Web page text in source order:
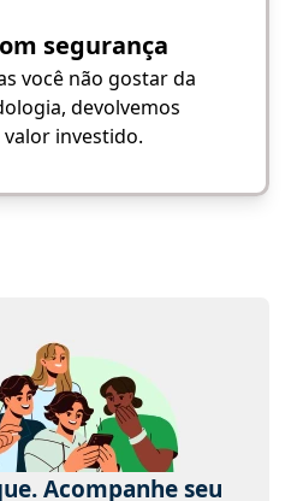
segurança
você não gostar da
devolvemos
valor investido.
Acompanhe seu